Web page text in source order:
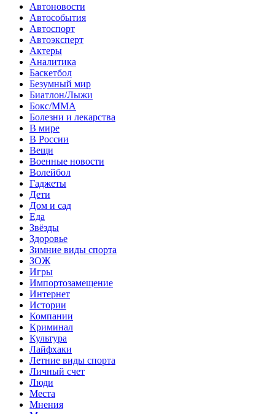
Автоновости
Автособытия
Автоспорт
Автоэксперт
Актеры
Аналитика
Баскетбол
Безумный мир
Биатлон/Лыжи
Бокс/MMA
Болезни и лекарства
В мире
В России
Вещи
Военные новости
Волейбол
Гаджеты
Дети
Дом и сад
Еда
Звёзды
Здоровье
Зимние виды спорта
ЗОЖ
Игры
Импортозамещение
Интернет
Истории
Компании
Криминал
Культура
Лайфхаки
Летние виды спорта
Личный счет
Люди
Места
Мнения